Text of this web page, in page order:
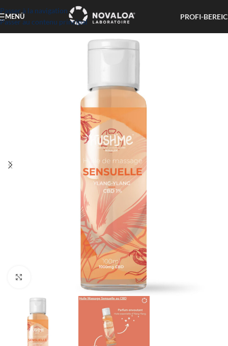
Passer à la navigation
Passer au contenu principal
MENÜ PROFI-
Cliquez pour agrandir